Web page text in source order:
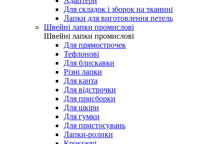
Для складок і зборок на тканині
Лапки для виготовлення петель
Швейні лапки промислові
Швейні лапки промислові
Для прямострочек
Тефлонові
Для блискавки
Різні лапки
Для канта
Для відстрочки
Для присборки
Для шкіри
Для гумки
Для пристосувань
Лапки-ролики